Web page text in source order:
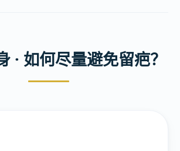
· 如何尽量避免留疤？